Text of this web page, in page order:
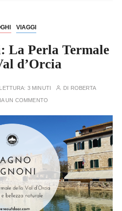
VIAGGI
La Perla Termale
d’Orcia
3 MINUTI DI ROBERTA
UN COMMENTO